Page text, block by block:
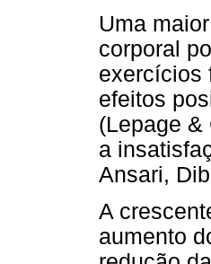
Uma
corporal
exercícios
efeitos
(Lepage &
a
Ansari,
A
aumento